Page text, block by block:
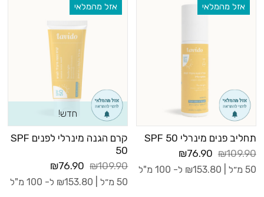
אזל מהמלאי
תחליב פנים מינרלי SPF 50
₪109.90
₪76.90
50 מ״ל | ₪153.80 ל- 100 מ"ל
אזל מהמלאי
חדש!
קרם הגנה מינרלי לפנים SPF
50
₪109.90
₪76.90
50 מ״ל | ₪153.80 ל- 100 מ"ל